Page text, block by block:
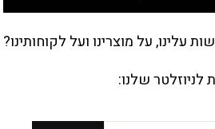
על גבי תנור
עלינו, על מוצרינו ועל לקוחותינו?
לניוזלטר שלנו: